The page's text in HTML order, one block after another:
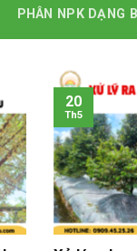
PHÂN NPK DẠNG
20
Th5